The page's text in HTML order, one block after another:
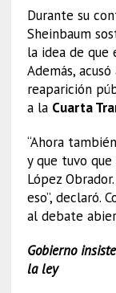
Durante su
Sheinbaum
la idea de que
Además,
reaparición
a la Cuarta
“Ahora
y que tuvo
López
eso”, declaró.
al debate
Gobierno
la ley